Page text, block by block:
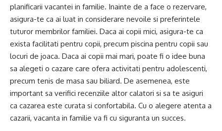
planificarii vacantei in familie. Inainte de a face o rezervare,
asigura-te ca ai luat in considerare nevoile si preferintele
tuturor membrilor familiei. Daca ai copii mici, asigura-te ca
exista facilitati pentru copii, precum piscina pentru copii sau
locuri de joaca. Daca ai copii mai mari, poate fi o idee buna
sa alegeti o cazare care ofera activitati pentru adolescenti,
precum tenis de masa sau biliard. De asemenea, este
important sa verifici recenziile altor calatori si sa te asiguri
ca cazarea este curata si confortabila. Cu o alegere atenta a
cazarii, vacanta in familie va fi cu siguranta un succes.